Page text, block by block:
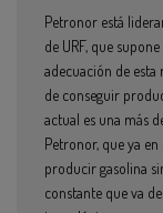
Petronor está
de URF, que
adecuación de esta
de conseguir
actual es una más
Petronor, que ya
producir gasolina
constante que va